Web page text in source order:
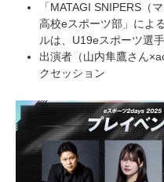
「MATAGI SNIPERS（
高校eスポーツ部」によ
ルは、U19eスポーツ選
出演者（山内隼鷹さん
クセッション